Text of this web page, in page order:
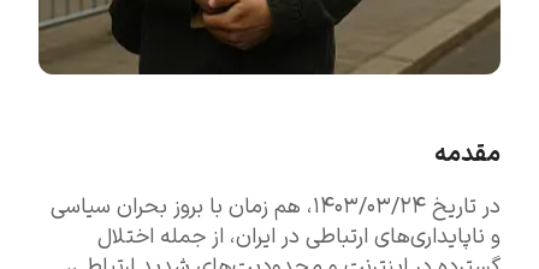
مقدمه
در تاریخ ۱۴۰۳/۰۳/۲۴، هم‌ زمان با بروز بحران سیاسی
و ناپایداری‌های ارتباطی در ایران، از جمله اختلال